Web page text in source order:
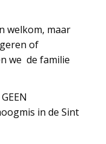
welkom, maar
of
we de familie
in de Sint